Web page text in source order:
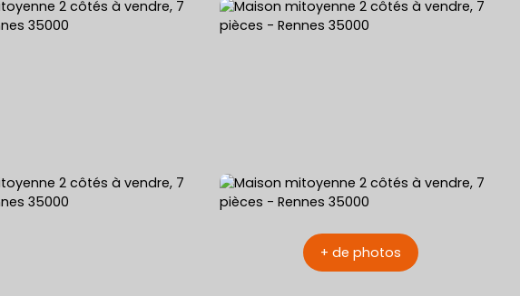
ESTIMATION GRATUITE NOS AGENCES CONTACT
+ de photos